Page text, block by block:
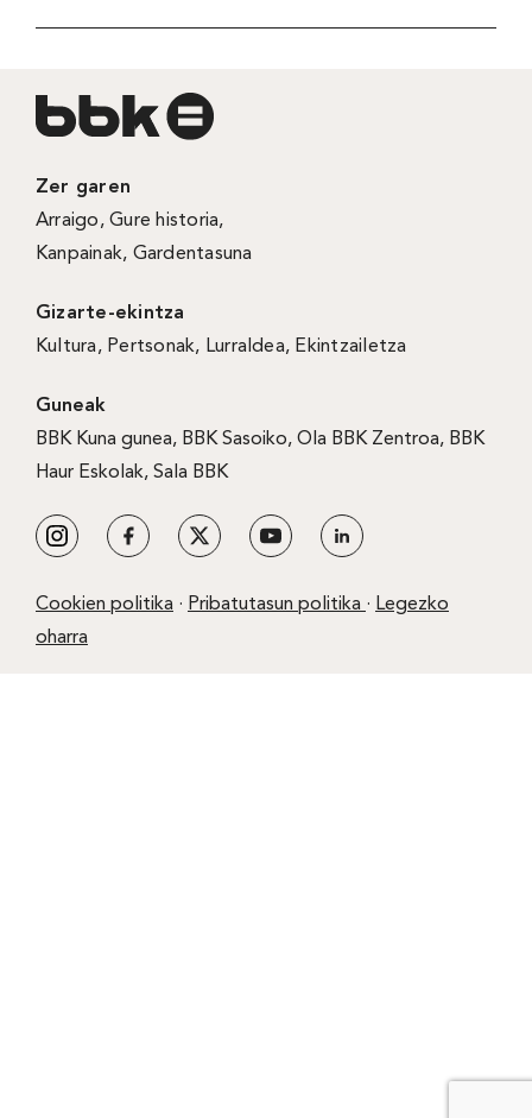
Zer garen
Arraigo,Gure historia,
Kanpainak, Gardentasuna
Gizarte-ekintza
Kultura, Pertsonak, Lurraldea, Ekintzailetza
Guneak
BBK Kuna gunea, BBK Sasoiko, Ola BBK Zentroa, BBK
Haur Eskolak, Sala BBK
Cookien politika· Pribatutasun politika · Legezko
oharra